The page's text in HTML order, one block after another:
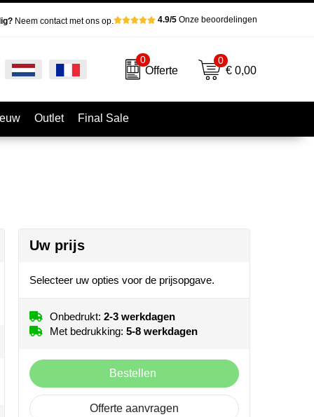
Neem contact met ons op. 4.9/5Onze beoordelingen
0
Offerte
0
€ 0,00
Outlet Final Sale
Uw prijs
Selecteer uw opties voor de prijsopgave.
Onbedrukt: 2-3 werkdagen
Met bedrukking: 5-8 werkdagen
Bestellen
Offerte aanvragen